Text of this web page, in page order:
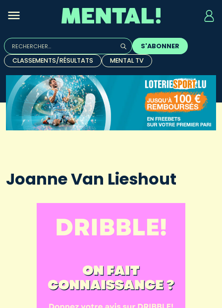
Rechercher :
Quand les résultats de l'auto-complétion sont
S'ABONNER
CLASSEMENTS/RÉSULTATS
MENTAL TV
Joanne Van Lieshout